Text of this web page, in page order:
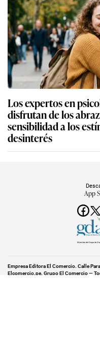
Los expertos en
disfrutan de los
sensibilidad a los
desinterés
App
Miembro del Grupo de
Empresa Editora El Comercio. Calle
Elcomercio.pe. Grupo El Comercio —